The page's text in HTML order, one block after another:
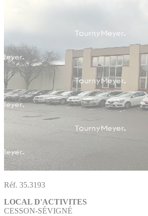
Réf. 35.3193
LOCAL D'ACTIVITES
CESSON-SÉVIGNÉ